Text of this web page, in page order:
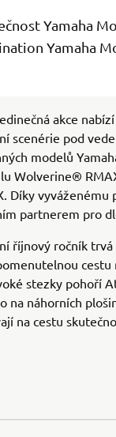
Yamaha
Yamaha
akce
scenérie pod
modelů
Wolverine®
Díky
partnerem pro
říjnový ročník
cestu
stezky pohoří
na náhorních
na cestu